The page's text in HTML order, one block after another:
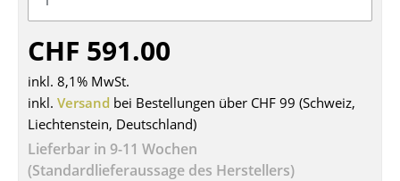
Sekretäre & PC-Tische
Konferenztische
Stehtische & Stehpulte
Kindertische
Gartentische
CHF 591.00
inkl. 8,1% MwSt.
inkl. Versand bei Bestellungen über CHF 99 (Schweiz,
Liechtenstein, Deutschland)
Lieferbar in 9-11 Wochen
(Standardlieferaussage des Herstellers)